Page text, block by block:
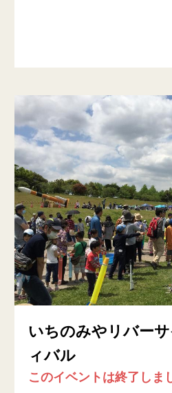
いちのみやリバー
ィバル
このイベントは終了しま